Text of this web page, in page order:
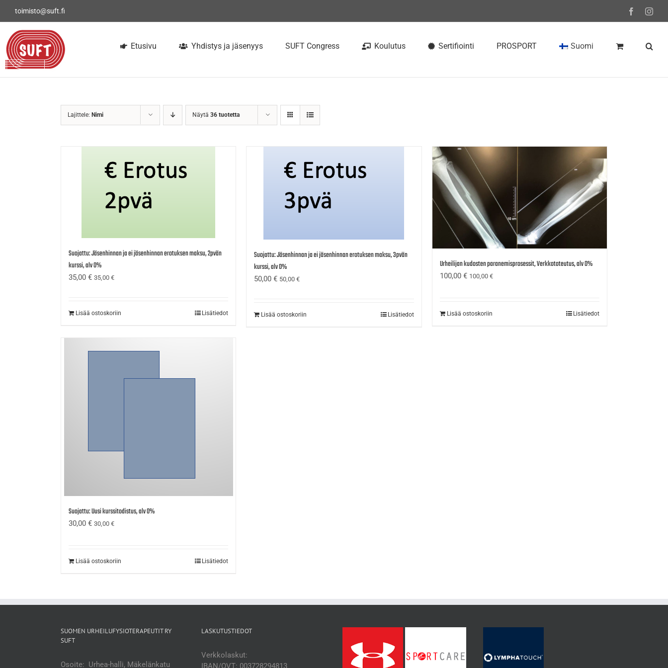
toimisto@suft.fi Facebook
Etusivu Yhdistys ja jäsenyys SUFT Congress Koulutus Sertifiointi PROSPORT Suomi
Lajittele: Nimi Näytä 36 tuotetta
Suojattu: Jäsenhinnan ja ei jäsenhinnan erotuksen maksu, 2pvän
kurssi, alv 0%
35,00 € 35,00 €
Lisää ostoskoriin Lisätiedot
Suojattu: Jäsenhinnan ja ei jäsenhinnan erotuksen maksu, 3pvän
kurssi, alv 0%
50,00€ 50,00€
Lisää ostoskoriin Lisätiedot
Urheilijan kudosten paranemisprosessit, Verkkototeutus, alv 0%
100,00 € 100,00 €
Lisää ostoskoriin Lisätiedot
Suojattu: Uusi kurssitodistus, alv 0%
30,00 € 30,00 €
Lisää ostoskoriin Lisätiedot
SUOMEN URHEILUFYSIOTERAPEUTIT RY
SUFT
Osoite: Urhea-halli, Mäkelänkatu
LASKUTUSTIEDOT
Verkkolaskut:
IBAN/OVT: 003728294813